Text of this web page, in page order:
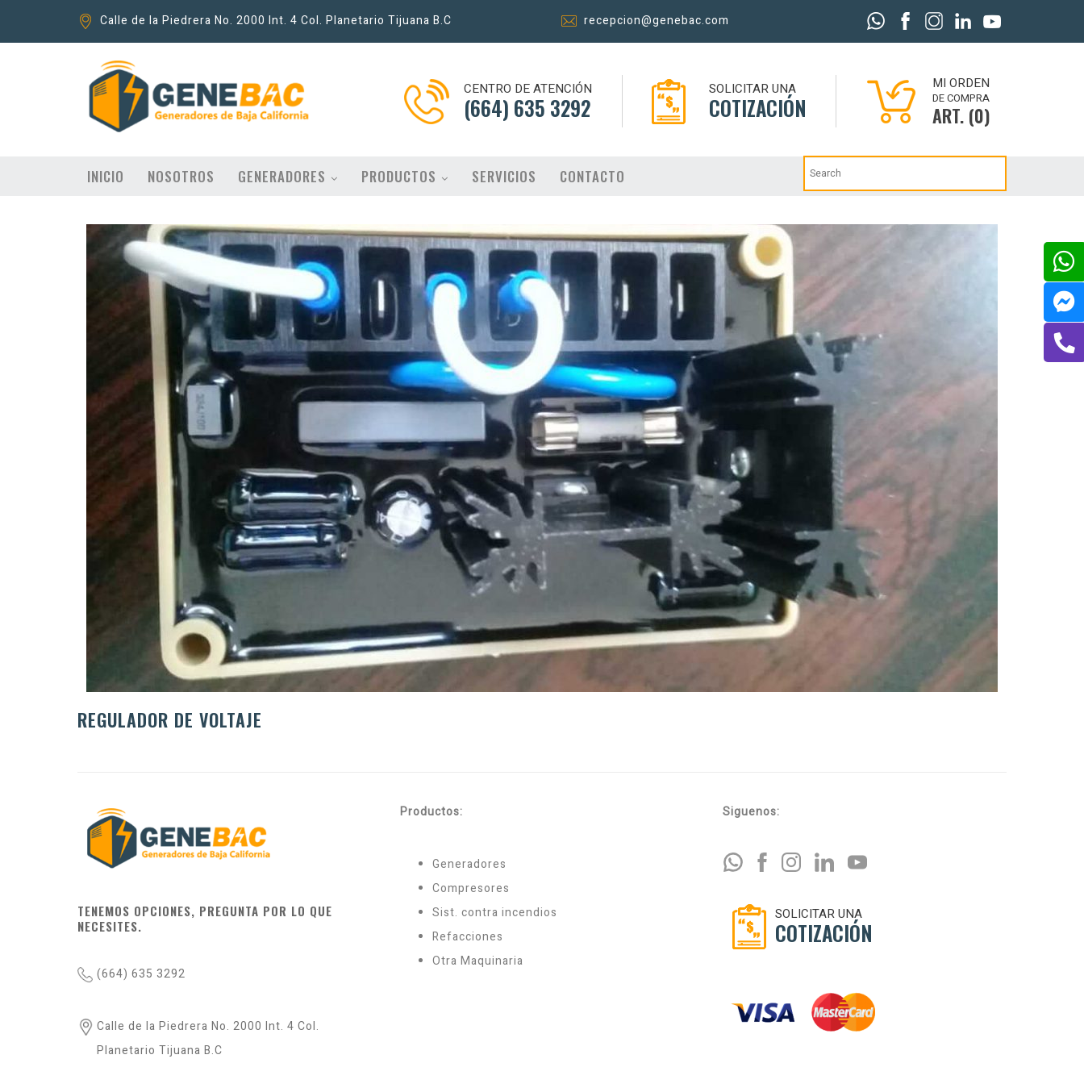
Calle de la Piedrera No. 2000 Int. 4 Col. Planetario Tijuana B.C recepcion@genebac.com
CENTRO DE ATENCIÓN
(664) 635 3292
SOLICITAR UNA
COTIZACIÓN
MI ORDEN
DE COMPRA
ART. (0)
INICIO NOSOTROS GENERADORES PRODUCTOS SERVICIOS CONTACTO
REGULADOR DE VOLTAJE
TENEMOS OPCIONES, PREGUNTA POR LO QUE
NECESITES.
(664) 635 3292
Calle de la Piedrera No. 2000 Int. 4 Col.
Planetario Tijuana B.C
Productos:
Generadores
Compresores
Sist. contra incendios
Refacciones
Otra Maquinaria
Siguenos:
SOLICITAR UNA
COTIZACIÓN